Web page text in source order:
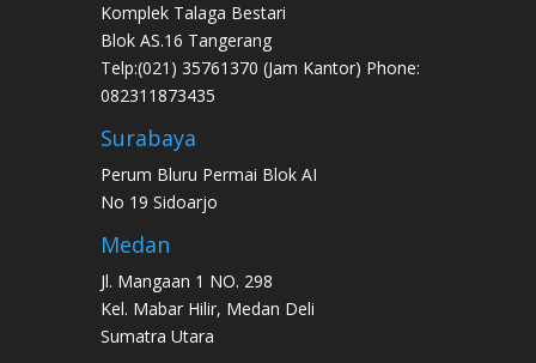
Komplek Talaga Bestari
Blok AS.16 Tangerang
Telp:(021) 35761370 (Jam Kantor) Phone:
082311873435
Surabaya
Perum Bluru Permai Blok AI
No 19 Sidoarjo
Medan
Jl. Mangaan 1 NO. 298
Kel. Mabar Hilir, Medan Deli
Sumatra Utara